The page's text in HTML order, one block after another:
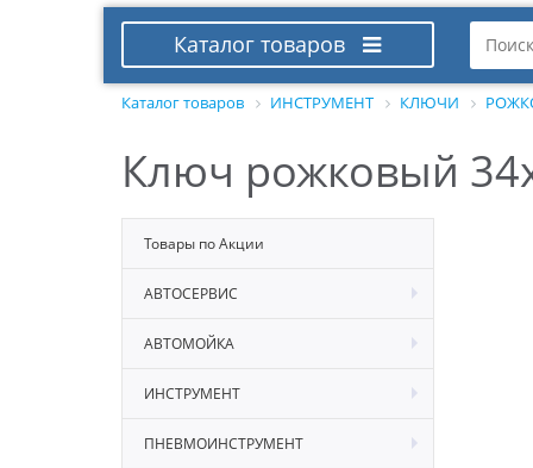
Каталог товаров
Каталог товаров ИНСТРУМЕНТ КЛЮЧИ
Ключ рожковый
Товары по Акции
АВТОСЕРВИС
АВТОМОЙКА
ИНСТРУМЕНТ
ПНЕВМОИНСТРУМЕНТ